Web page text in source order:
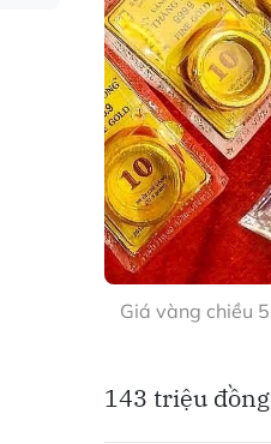
Giá vàng chiều
143 triệu